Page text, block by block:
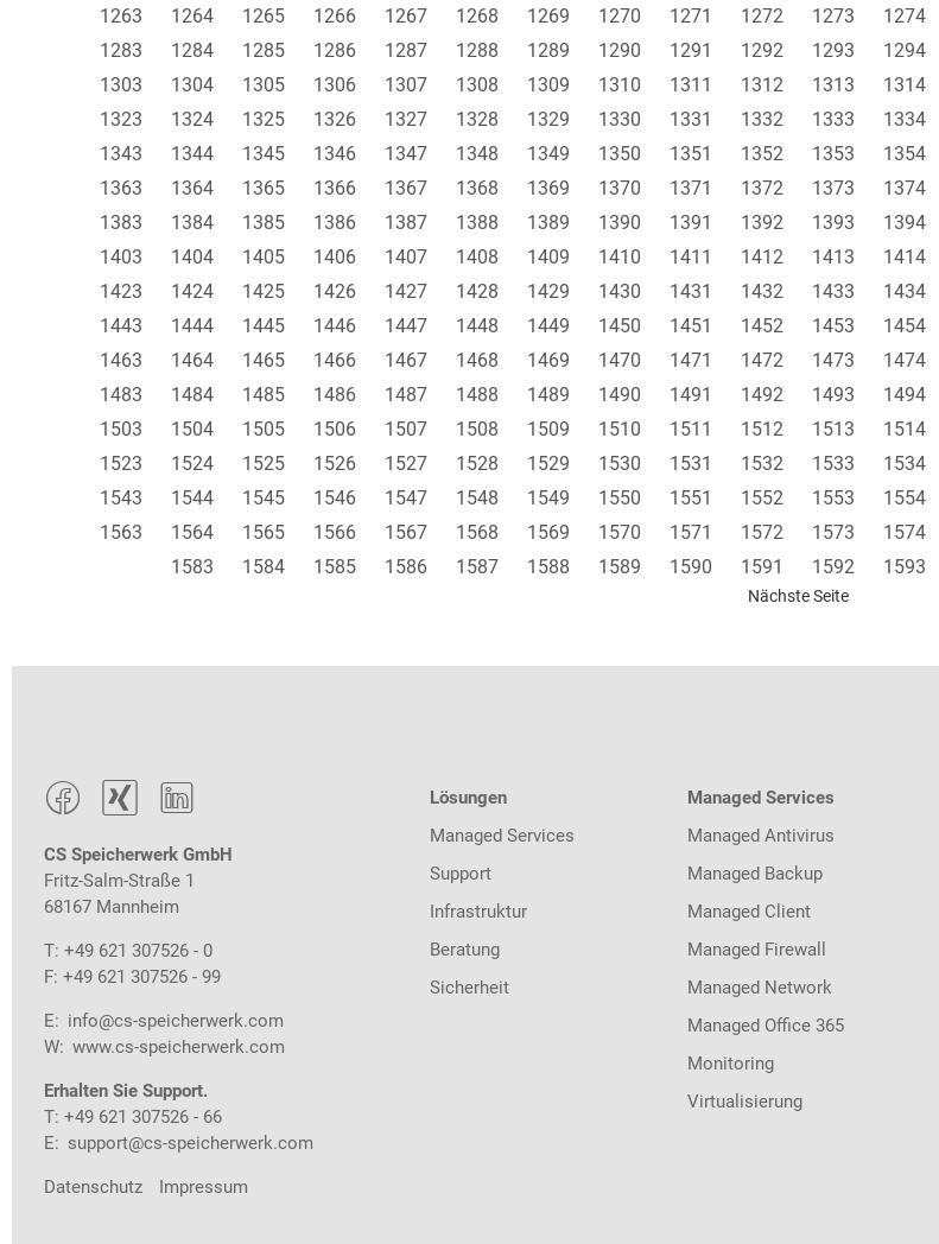
1263
1264 1265 1266 1267 1268 1269 1270 1271 1272 1273 1274
1283
1284 1285 1286 1287 1288 1289 1290 1291 1292 1293 1294
1303
1304 1305 1306 1307 1308 1309 1310 1311 1312 1313 1314
1323
1324 1325 1326 1327 1328 1329 1330 1331 1332 1333 1334
1343
1344 1345 1346 1347 1348 1349 1350 1351 1352 1353 1354
1363
1364 1365 1366 1367 1368 1369 1370 1371 1372 1373 1374
1383
1384 1385 1386 1387 1388 1389 1390 1391 1392 1393 1394
1403
1404 1405 1406 1407 1408 1409 1410 1411 1412 1413 1414
1423
1424 1425 1426 1427 1428 1429 1430 1431 1432 1433 1434
1443
1444 1445 1446 1447 1448 1449 1450 1451 1452 1453 1454
1463
1464 1465 1466 1467 1468 1469 1470 1471 1472 1473 1474
1483
1484 1485 1486 1487 1488 1489 1490 1491 1492 1493 1494
1503
1504 1505 1506 1507 1508 1509 1510 1511 1512 1513 1514
1523
1524 1525 1526 1527 1528 1529 1530 1531 1532 1533 1534
1543
1544 1545 1546 1547 1548 1549 1550 1551 1552 1553 1554
1563
1564 1565 1566 1567 1568 1569 1570 1571 1572 1573 1574
1583
1584 1585 1586 1587 1588 1589 1590 1591 1592 1593
Nächste Seite
  
CS Speicherwerk GmbH
Fritz-Salm-Straße 1
68167 Mannheim
T: +49 621 307526 - 0
F: +49 621 307526 - 99
E: info@cs-speicherwerk.com
W: www.cs-speicherwerk.com
Erhalten Sie Support.
T: +49 621 307526 - 66
E: support@cs-speicherwerk.com
Datenschutz Impressum
Lösungen
Managed Services
Support
Infrastruktur
Beratung
Sicherheit
Managed Services
Managed Antivirus
Managed Backup
Managed Client
Managed Firewall
Managed Network
Managed Office 365
Monitoring
Virtualisierung